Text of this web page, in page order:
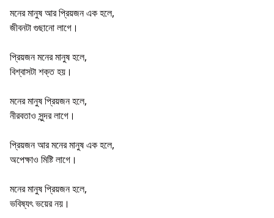
মনের মানুষ আর প্রিয়জন এক হলে,
জীবনটা গুছানো লাগে।
প্রিয়জন মনের মানুষ হলে,
বিশ্বাসটা শক্ত হয়।
মনের মানুষ প্রিয়জন হলে,
নীরবতাও সুন্দর লাগে।
প্রিয়জন আর মনের মানুষ এক হলে,
অপেক্ষাও মিষ্টি লাগে।
মনের মানুষ প্রিয়জন হলে,
ভবিষ্যৎ ভয়ের নয়।